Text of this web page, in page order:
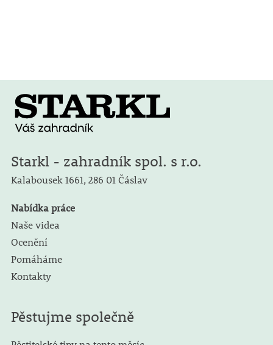
Starkl - zahradník spol. s r.o.
Kalabousek 1661, 286 01 Čáslav
Nabídka práce
Naše videa
Ocenění
Pomáháme
Kontakty
Pěstujme společně